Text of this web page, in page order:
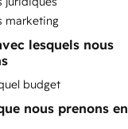
marketing
lesquels nous
budget
nous prenons en